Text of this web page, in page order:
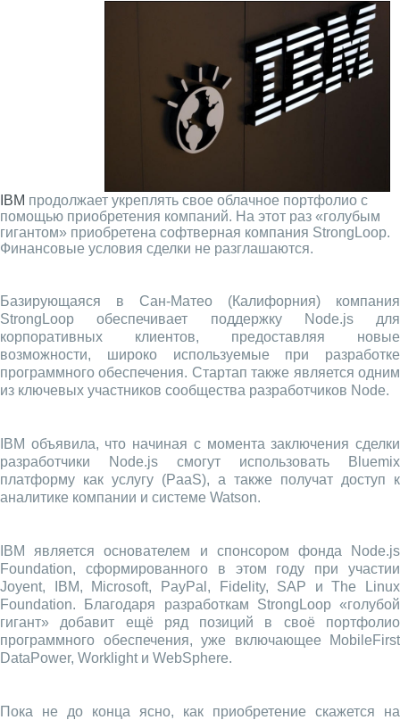
IBM продолжает укреплять свое облачное портфолио с
помощью приобретения компаний. На этот раз «голубым
гигантом» приобретена софтверная компания StrongLoop.
Финансовые условия сделки не разглашаются.
Базирующаяся в Сан-Матео (Калифорния) компания
StrongLoop обеспечивает поддержку Node.js для
корпоративных клиентов, предоставляя новые
возможности, широко используемые при разработке
программного обеспечения. Стартап также является одним
из ключевых участников сообщества разработчиков Node.
IBM объявила, что начиная с момента заключения сделки
разработчики Node.js смогут использовать Bluemix
платформу как услугу (PaaS), а также получат доступ к
аналитике компании и системе Watson.
IBM является основателем и спонсором фонда Node.js
Foundation, сформированного в этом году при участии
Joyent, IBM, Microsoft, PayPal, Fidelity, SAP и The Linux
Foundation. Благодаря разработкам StrongLoop «голубой
гигант» добавит ещё ряд позиций в своё портфолио
программного обеспечения, уже включающее MobileFirst
DataPower, Worklight и WebSphere.
Пока не до конца ясно, как приобретение скажется на